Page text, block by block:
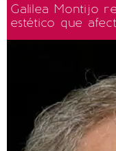
Galilea Montijo
estético que